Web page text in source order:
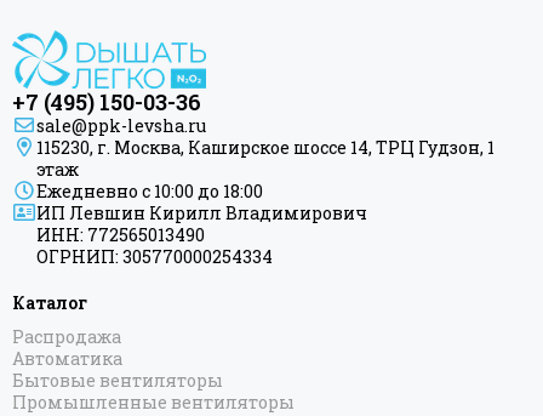
+7 (495) 150-03-36
sale@ppk-levsha.ru
115230, г. Москва, Каширское шоссе 14, ТРЦ Гудзон, 1
этаж
Ежедневно с 10:00 до 18:00
ИП Левшин Кирилл Владимирович
ИНН: 772565013490
ОГРНИП: 305770000254334
Каталог
Распродажа
Автоматика
Бытовые вентиляторы
Промышленные вентиляторы